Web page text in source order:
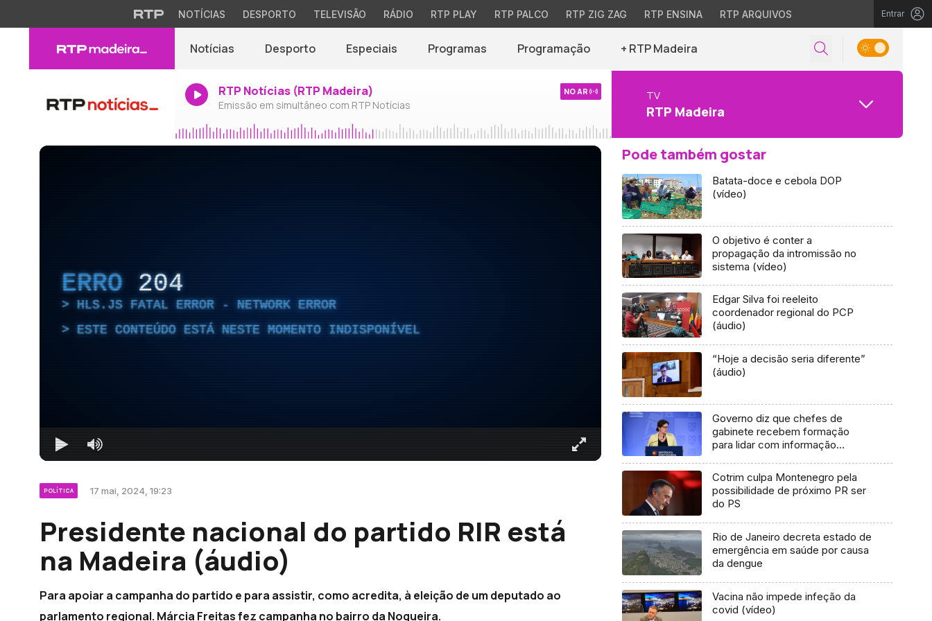
NOTÍCIAS DESPORTO TELEVISÃO RÁDIO RTP PLAY RTP PALCO RTP ZIG ZAG RTP ENSINA RTP ARQUIVOS Entrar
Notícias Desporto Especiais Programas Programação + RTP Madeira
RTP Notícias (RTP Madeira)
Emissão em simultâneo com RTP Notícias
NO AR TV
RTP Madeira
ERRO 204
HLS.JS FATAL ERROR - NETWORK ERROR
ESTE CONTEÚDO ESTÁ NESTE MOMENTO INDISPONÍVEL
POLÍTICA 17 mai, 2024, 19:23
Presidente nacional do partido RIR está
na Madeira (áudio)
Para apoiar a campanha do partido e para assistir, como acredita, à eleição de um deputado ao
parlamento regional. Márcia Freitas fez campanha no bairro da Nogueira.
Pode também gostar
Batata-doce e cebola DOP
(vídeo)
O objetivo é conter a
propagação da intromissão no
sistema (vídeo)
Edgar Silva foi reeleito
coordenador regional do PCP
(áudio)
“Hoje a decisão seria diferente”
(áudio)
Governo diz que chefes de
gabinete recebem formação
para lidar com informação
Cotrim culpa Montenegro pela
possibilidade de próximo PR ser
do PS
Rio de Janeiro decreta estado de
emergência em saúde por causa
da dengue
Vacina não impede infeção da
covid (vídeo)